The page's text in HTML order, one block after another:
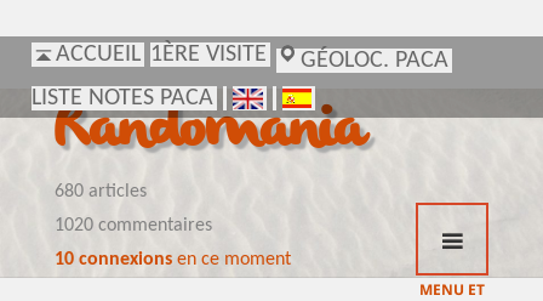
ACCUEIL 1ÈRE VISITE
GÉOLOC. PACA
LISTE NOTES PACA
Randomania
680 articles
1020 commentaires
10 connexionsen ce moment
MENU ET
ACCUEIL 1ÈRE VISITE
GÉOLOC. PACA
LISTE NOTES PACA